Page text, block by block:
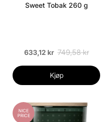
Sweet Tobak 260 g
633,12 kr 749,58 kr
Kjøp
NICE
PRICE